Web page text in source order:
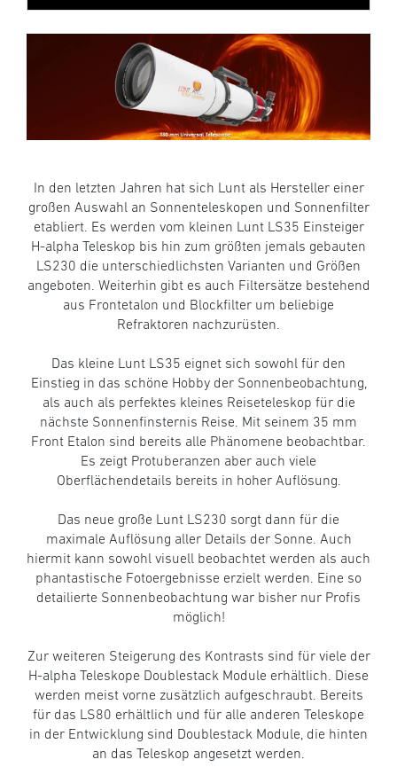
In den letzten Jahren hat sich Lunt als Hersteller einer
großen Auswahl an Sonnenteleskopen und Sonnenfilter
etabliert. Es werden vom kleinen Lunt LS35 Einsteiger
H-alpha Teleskop bis hin zum größten jemals gebauten
LS230 die unterschiedlichsten Varianten und Größen
angeboten. Weiterhin gibt es auch Filtersätze bestehend
aus Frontetalon und Blockfilter um beliebige
Refraktoren nachzurüsten.
Das kleine Lunt LS35 eignet sich sowohl für den
Einstieg in das schöne Hobby der Sonnenbeobachtung,
als auch als perfektes kleines Reiseteleskop für die
nächste Sonnenfinsternis Reise. Mit seinem 35 mm
Front Etalon sind bereits alle Phänomene beobachtbar.
Es zeigt Protuberanzen aber auch viele
Oberflächendetails bereits in hoher Auflösung.
Das neue große Lunt LS230 sorgt dann für die
maximale Auflösung aller Details der Sonne. Auch
hiermit kann sowohl visuell beobachtet werden als auch
phantastische Fotoergebnisse erzielt werden. Eine so
detailierte Sonnenbeobachtung war bisher nur Profis
möglich!
Zur weiteren Steigerung des Kontrasts sind für viele der
H-alpha Teleskope Doublestack Module erhältlich. Diese
werden meist vorne zusätzlich aufgeschraubt. Bereits
für das LS80 erhältlich und für alle anderen Teleskope
in der Entwicklung sind Doublestack Module, die hinten
an das Teleskop angesetzt werden.